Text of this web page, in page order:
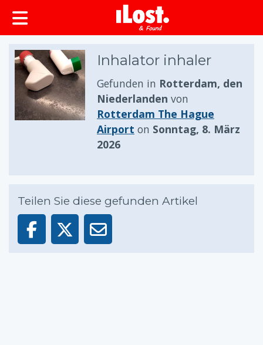
springen
Inhalator inhaler
Gefunden in Rotterdam, den
Niederlanden von
Rotterdam The Hague
Airport on Sonntag, 8. März
2026
Teilen Sie diese gefunden Artikel